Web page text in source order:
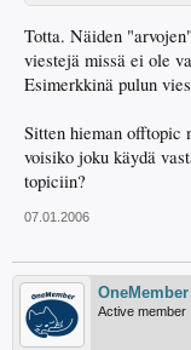
Totta. Näiden
viestejä missä ei ole
Esimerkkinä pulun
Sitten hieman offtopic
voisiko joku käydä
topiciin?
07.01.2006
OneMember
Active member